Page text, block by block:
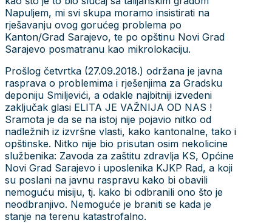
Napuljem, mi svi skupa moramo insistirati na
rješavanju ovog gorućeg problema po
Kanton/Grad Sarajevo, te po opštinu Novi Grad
Sarajevo posmatranu kao mikrolokaciju.
Prošlog četvrtka (27.09.2018.) održana je javna
rasprava o problemima i rješenjima za Gradsku
deponiju Smiljevići, a odakle najbitniji izvedeni
zaključak glasi ELITA JE VAŽNIJA OD NAS !
Sramota je da se na istoj nije pojavio nitko od
nadležnih iz izvršne vlasti, kako kantonalne, tako i
opštinske. Nitko nije bio prisutan osim nekolicine
službenika: Zavoda za zaštitu zdravlja KS, Općine
Novi Grad Sarajevo i uposlenika KJKP Rad, a koji
su poslani na javnu raspravu kako bi obavili
nemoguću misiju, tj. kako bi odbranili ono što je
neodbranjivo. Nemoguće je braniti se kada je
stanje na terenu katastrofalno.